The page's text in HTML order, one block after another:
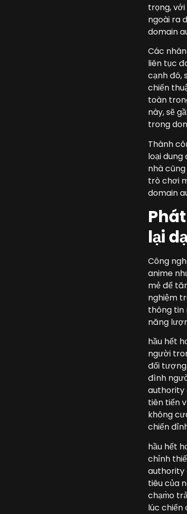
trọng,
ngoài ra
domain
Các
liên tục
cạnh đó,
chiến
toàn
này, sẽ
trong
Thành
loại
nhà
trò chơi
domain
lại
Công
anime
mẻ để
nghiệm
thông tin
năng
hầu hết
người
đối
đình
authority
tiên tiến
không
chiến
hầu hết
chỉnh
authority
tiêu của
chạm̀o
lúc chiến